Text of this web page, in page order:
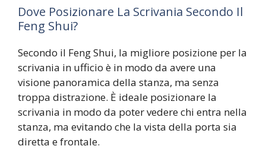
Dove Posizionare La Scrivania Secondo Il
Feng Shui?
Secondo il Feng Shui, la migliore posizione per la
scrivania in ufficio è in modo da avere una
visione panoramica della stanza, ma senza
troppa distrazione. È ideale posizionare la
scrivania in modo da poter vedere chi entra nella
stanza, ma evitando che la vista della porta sia
diretta e frontale.